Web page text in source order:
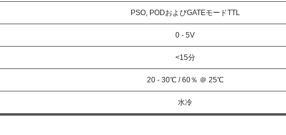
PSO, PODおよびGATEモードTTL
0 - 5V
<15分
20 - 30℃ / 60％ ＠ 25℃
水冷